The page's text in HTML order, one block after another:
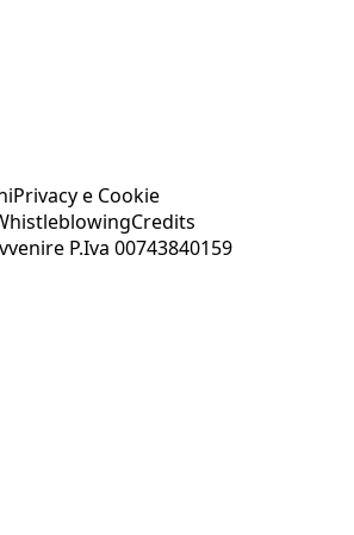
Privacy e Cookie
Credits
P.Iva 00743840159